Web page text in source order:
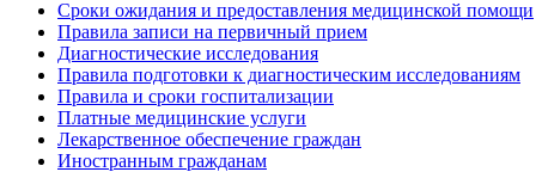
Сроки ожидания и предоставления медицинской помощи
Правила записи на первичный прием
Диагностические исследования
Правила подготовки к диагностическим исследованиям
Правила и сроки госпитализации
Платные медицинские услуги
Лекарственное обеспечение граждан
Иностранным гражданам